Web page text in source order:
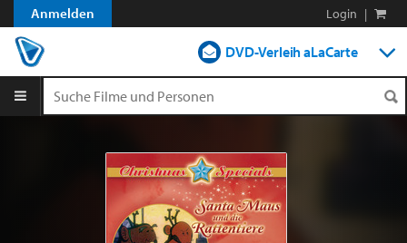
Anmelden Login |
DVD-Verleih aLaCarte
Shop
Blog